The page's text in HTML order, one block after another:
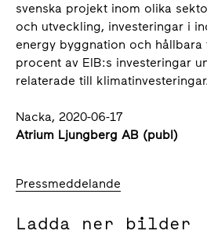
svenska projekt inom olika
och utveckling, investeringar i
energy byggnation och hållbara
procent av EIB:s investeringar
relaterade till
Nacka, 2020-06-17
Atrium Ljungberg AB (publ)
Pressmeddelande
Ladda ner bilder